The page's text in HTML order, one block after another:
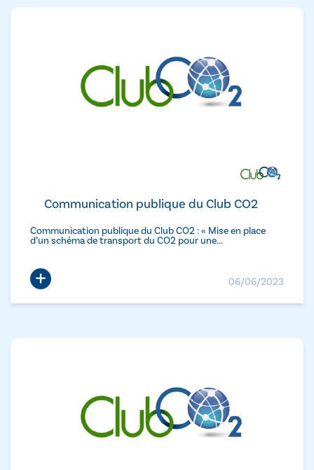
Communication publique du Club CO2
Communication publique du Club CO2 : « Mise en place
d’un schéma de transport du CO2 pour une...
+ 06/06/2023